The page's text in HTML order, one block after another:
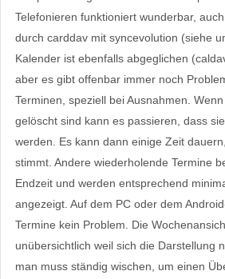
Telefonieren funktioniert wunderbar,
durch carddav mit syncevolution (siehe
Kalender ist ebenfalls abgeglichen
aber es gibt offenbar immer noch
Terminen, speziell bei Ausnahmen.
gelöscht sind kann es passieren, dass
werden. Es kann dann einige Zeit
stimmt. Andere wiederholende Termine
Endzeit und werden entsprechend
angezeigt. Auf dem PC oder dem
Termine kein Problem. Die
unübersichtlich weil sich die Darstellung
man muss ständig wischen, um einen